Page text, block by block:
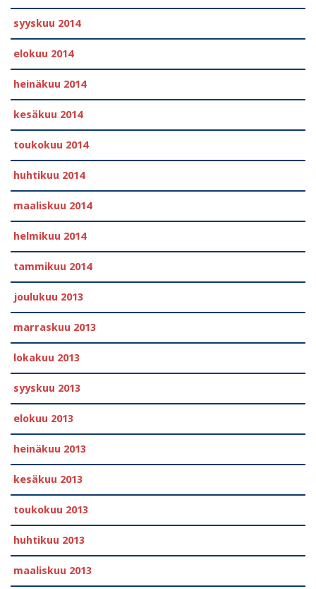
syyskuu 2014
elokuu 2014
heinäkuu 2014
kesäkuu 2014
toukokuu 2014
huhtikuu 2014
maaliskuu 2014
helmikuu 2014
tammikuu 2014
joulukuu 2013
marraskuu 2013
lokakuu 2013
syyskuu 2013
elokuu 2013
heinäkuu 2013
kesäkuu 2013
toukokuu 2013
huhtikuu 2013
maaliskuu 2013